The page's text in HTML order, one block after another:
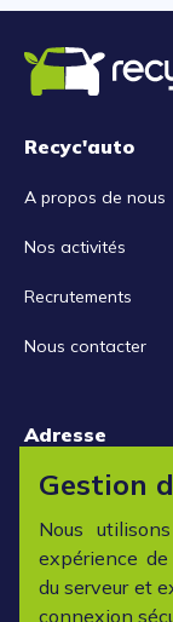
Recyc'auto
A propos de nous
Nos activités
Recrutements
Nous contacter
Adresse
15 rue de la
42152 L'horme
Horaires
Gestion
Nous
expérience
du serveur et
connexion